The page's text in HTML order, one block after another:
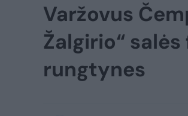
Varžovus
Žalgirio“
rungtynes